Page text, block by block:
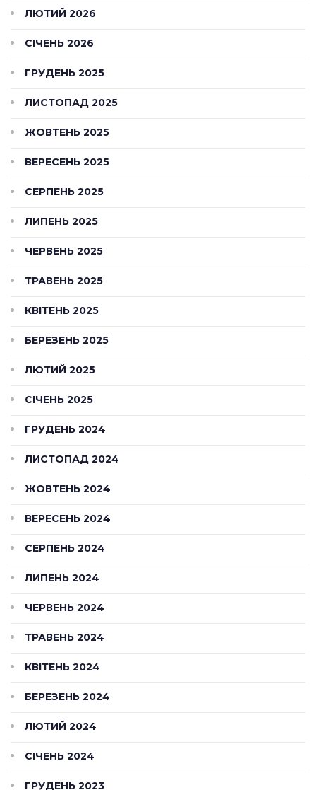
ЛЮТИЙ 2026
СІЧЕНЬ 2026
ГРУДЕНЬ 2025
ЛИСТОПАД 2025
ЖОВТЕНЬ 2025
ВЕРЕСЕНЬ 2025
СЕРПЕНЬ 2025
ЛИПЕНЬ 2025
ЧЕРВЕНЬ 2025
ТРАВЕНЬ 2025
КВІТЕНЬ 2025
БЕРЕЗЕНЬ 2025
ЛЮТИЙ 2025
СІЧЕНЬ 2025
ГРУДЕНЬ 2024
ЛИСТОПАД 2024
ЖОВТЕНЬ 2024
ВЕРЕСЕНЬ 2024
СЕРПЕНЬ 2024
ЛИПЕНЬ 2024
ЧЕРВЕНЬ 2024
ТРАВЕНЬ 2024
КВІТЕНЬ 2024
БЕРЕЗЕНЬ 2024
ЛЮТИЙ 2024
СІЧЕНЬ 2024
ГРУДЕНЬ 2023